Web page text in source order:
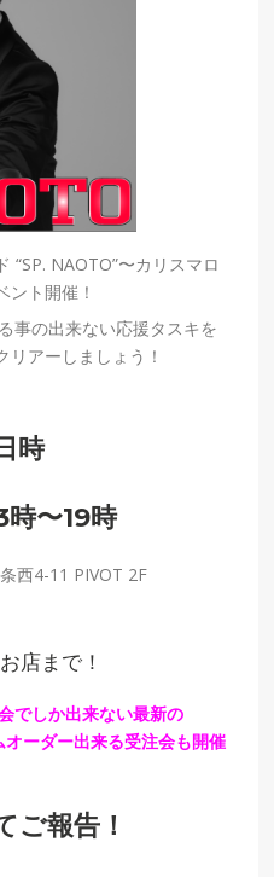
“SP. NAOTO”〜カリスマロ
ント開催！
事の出来ない応援タスキを
アーしましょう！
時
〜19時
西4-11 PIVOT 2F
店まで！
でしか出来ない最新の
ーダー出来る受注会も開催
ご報告！